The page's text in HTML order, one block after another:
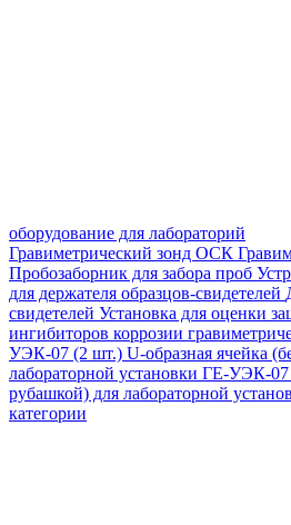
оборудование для лабораторий
Гравиметрический зонд ОСК
Пробозаборник для забора проб
для держателя образцов-свидетелей
свидетелей Установка для оценки
ингибиторов коррозии
УЭК-07 (2 шт.) U-образная ячейка
лабораторной установки ГЕ-УЭК-07
рубашкой) для лабораторной
категории